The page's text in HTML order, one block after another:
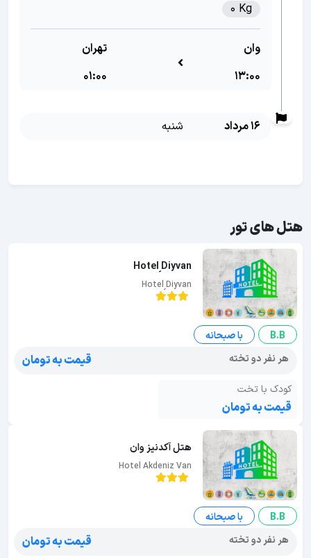
0 Kg
وان
13:00
تهران
01:00
16 مرداد شنبه
هتل های تور
Hotel ِِِDiyvan
Hotel ِِِDiyvan
B.B
با صبحانه
هر نفر دو تخته
قیمت به تومان
کودک با تخت
قیمت به تومان
هتل آکدنیز وان
Hotel Akdeniz Van
B.B
با صبحانه
هر نفر دو تخته
قیمت به تومان